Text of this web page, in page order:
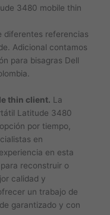
3480 mobile thin
diferentes referencias
Adicional contamos
para bisagras Dell
thin client. La
Latitude 3480
por tiempo,
en
en esta
reconstruir o
calidad y
un trabajo de
garantizado y con